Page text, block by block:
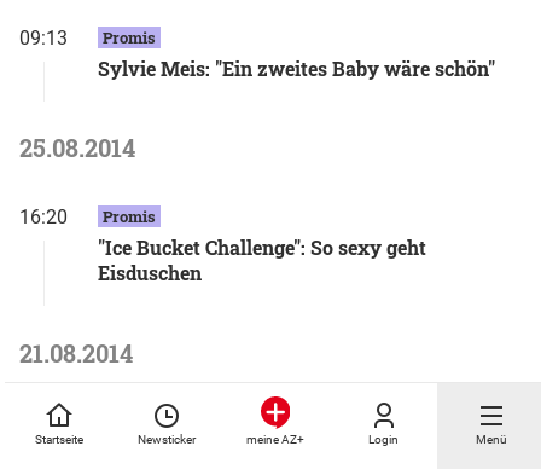
Startseite Newsticker meine AZ+ Login Menü
09:13 Promis
Sylvie Meis: "Ein zweites Baby wäre schön"
25.08.2014
16:20 Promis
"Ice Bucket Challenge": So sexy geht
Eisduschen
21.08.2014
14:36 Promis
"Ice Bucket Challenge": Verschwenderische